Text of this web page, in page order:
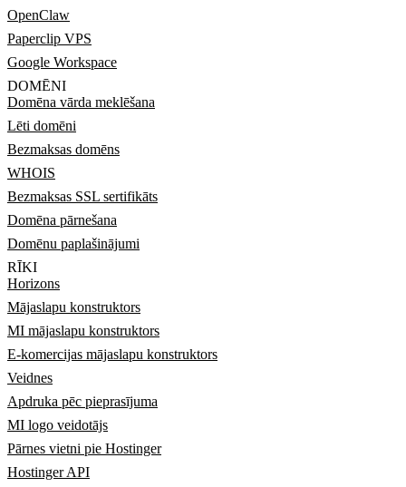
OpenClaw
Paperclip VPS
Google Workspace
DOMĒNI
Domēna vārda meklēšana
Lēti domēni
Bezmaksas domēns
WHOIS
Bezmaksas SSL sertifikāts
Domēna pārnešana
Domēnu paplašinājumi
RĪKI
Horizons
Mājaslapu konstruktors
MI mājaslapu konstruktors
E-komercijas mājaslapu konstruktors
Veidnes
Apdruka pēc pieprasījuma
MI logo veidotājs
Pārnes vietni pie Hostinger
Hostinger API